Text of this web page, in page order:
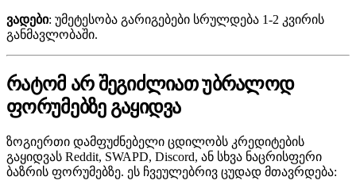
ვადები: უმეტესობა გარიგებები სრულდება 1-2 კვირის
განმავლობაში.
რატომ არ შეგიძლიათ უბრალოდ
ფორუმებზე გაყიდვა
ზოგიერთი დამფუძნებელი ცდილობს კრედიტების
გაყიდვას Reddit, SWAPD, Discord, ან სხვა ნაცრისფერი
ბაზრის ფორუმებზე. ეს ჩვეულებრივ ცუდად მთავრდება: